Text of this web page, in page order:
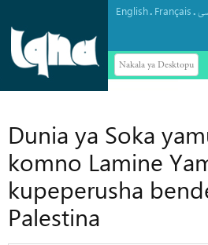
English. Français.
Nakala ya Desktopu
El-Sayed Seneti
Dunia ya Soka
komno Lamine
kupeperusha
Palestina